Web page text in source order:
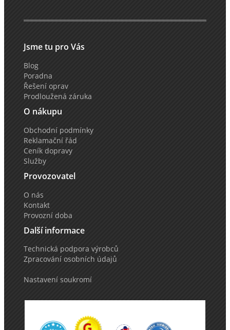
Jsme tu pro Vás
Blog
Poradna
Řešení oprav
Prodloužená záruka
O nákupu
Obchodní podmínky
Reklamační řád
Ceník dopravy
Služby
Provozovatel
O nás
Kontakt
Provozní doba
Další informace
Technická podpora výrobců
Zpracování osobních údajů
Nastavení soukromí